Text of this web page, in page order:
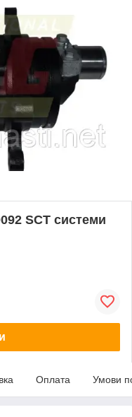
SCT системи
Оплата Умови